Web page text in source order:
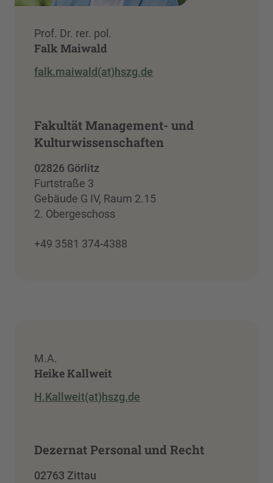
Prof. Dr. rer. pol.
Falk Maiwald
falk.maiwald(at)hszg.de
Fakultät Management- und
Kulturwissenschaften
02826 Görlitz
Furtstraße 3
Gebäude G IV, Raum 2.15
2. Obergeschoss
+49 3581 374-4388
M.A.
Heike Kallweit
H.Kallweit(at)hszg.de
Dezernat Personal und Recht
02763 Zittau